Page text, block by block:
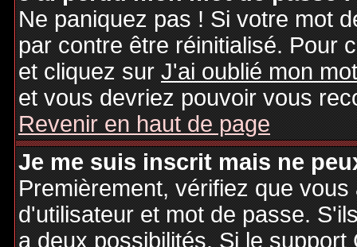
Ne paniquez pas ! Si votre mot
par contre être réinitialisé. Pour
et cliquez surJ'ai oublié mon
et vous devriez pouvoir vous
Revenir en haut de page
Je me suis inscrit mais ne
Premièrement, vérifiez que
d'utilisateur et mot de passe.
a deux possibilités. Si le